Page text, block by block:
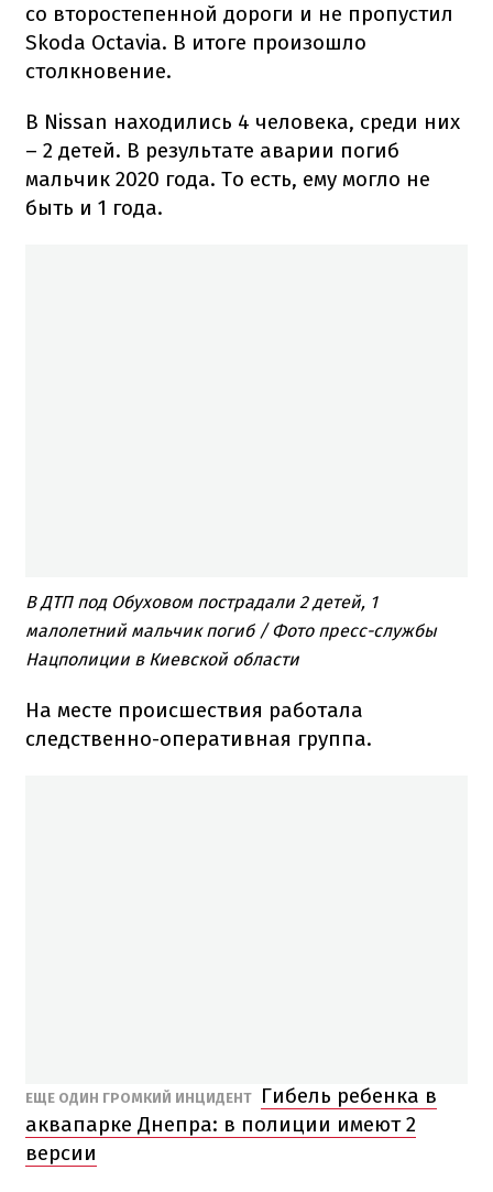
со второстепенной дороги и не пропустил
Skoda Octavia. В итоге произошло
столкновение.
В Nissan находились 4 человека, среди них
– 2 детей. В результате аварии погиб
мальчик 2020 года. То есть, ему могло не
быть и 1 года.
В ДТП под Обуховом пострадали 2 детей, 1
малолетний мальчик погиб / Фото пресс-службы
Нацполиции в Киевской области
На месте происшествия работала
следственно-оперативная группа.
ЕЩЕ ОДИН ГРОМКИЙ ИНЦИДЕНТ
Гибель ребенка в
аквапарке Днепра: в полиции имеют 2
версии